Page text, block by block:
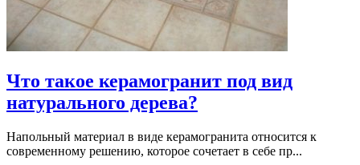
Что такое керамогранит под вид
натурального дерева?
Напольный материал в виде керамогранита относится к
современному решению, которое сочетает в себе пр...